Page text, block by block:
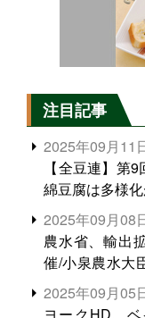
注目記事
2025年09月11
【全豆連】第
綿豆腐は多様
2025年09月08
農水省、輸出
催/小泉農水大
る。米増産に
2025年09月05